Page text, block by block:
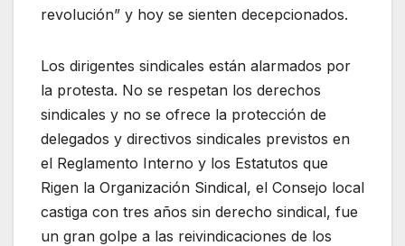
revolución” y hoy se sienten decepcionados.
Los dirigentes sindicales están alarmados por
la protesta. No se respetan los derechos
sindicales y no se ofrece la protección de
delegados y directivos sindicales previstos en
el Reglamento Interno y los Estatutos que
Rigen la Organización Sindical, el Consejo local
castiga con tres años sin derecho sindical, fue
un gran golpe a las reivindicaciones de los